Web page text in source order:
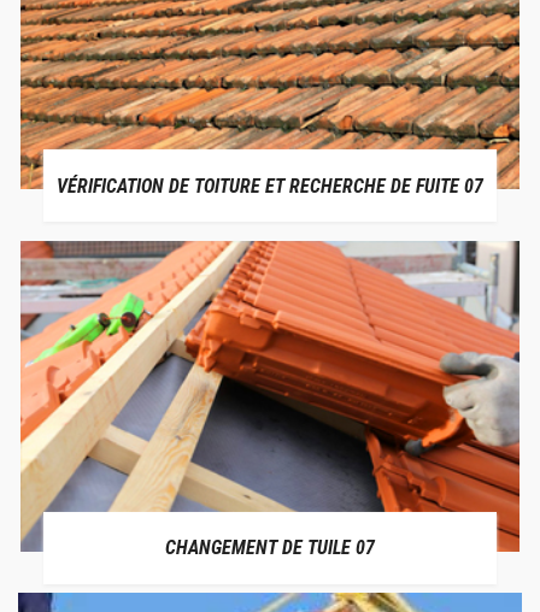
VÉRIFICATION DE TOITURE ET RECHERCHE DE FUITE 07
CHANGEMENT DE TUILE 07